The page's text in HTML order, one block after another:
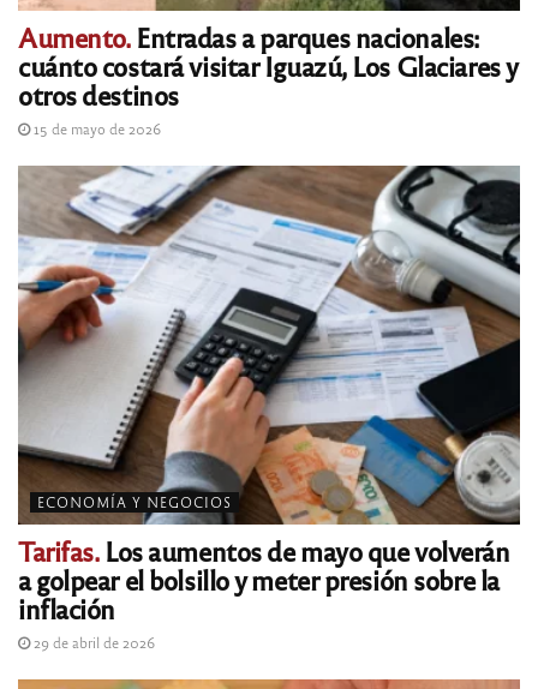
Aumento.Entradas a parques nacionales:
cuánto costará visitar Iguazú, Los Glaciares y
otros destinos
15 de mayo de 2026
ECONOMÍA Y NEGOCIOS
Tarifas.Los aumentos de mayo que volverán
a golpear el bolsillo y meter presión sobre la
inflación
29 de abril de 2026